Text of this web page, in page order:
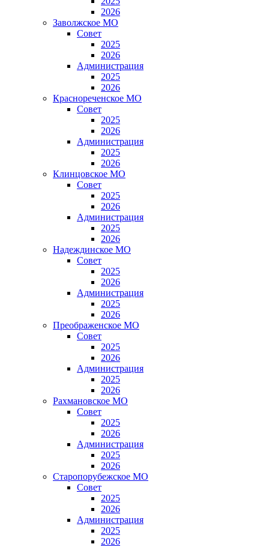
2026
Заволжское МО
Совет
2025
2026
Администрация
2025
2026
Краснореченское МО
Совет
2025
2026
Администрация
2025
2026
Клинцовское МО
Совет
2025
2026
Администрация
2025
2026
Надеждинское МО
Совет
2025
2026
Администрация
2025
2026
Преображенское МО
Совет
2025
2026
Администрация
2025
2026
Рахмановское МО
Совет
2025
2026
Администрация
2025
2026
Старопорубежское МО
Совет
2025
2026
Администрация
2025
2026